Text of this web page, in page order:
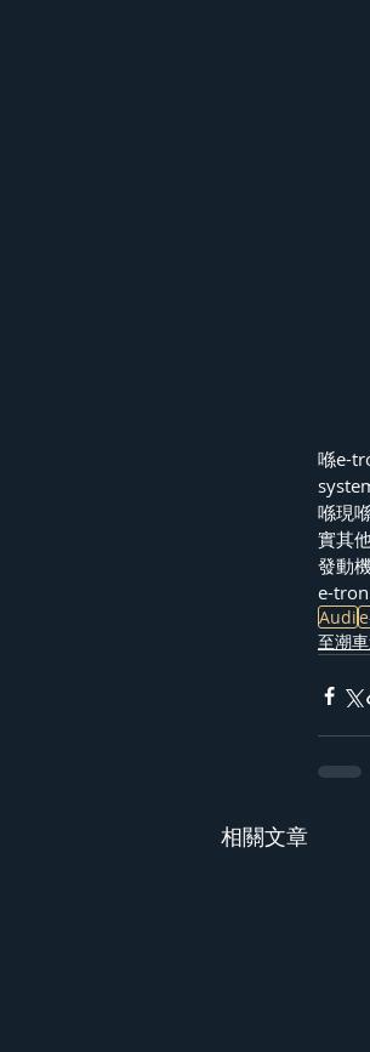
喺e-
喺現
實其
發動
e-tron
Audi
至潮
相關文章